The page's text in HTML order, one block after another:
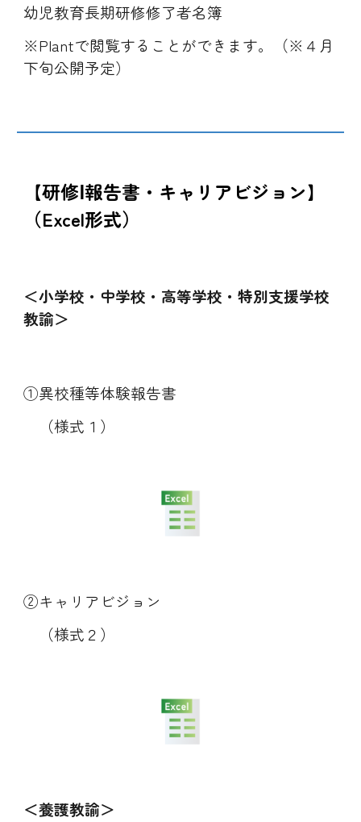
幼児教育長期研修修了者名簿
※Plantで閲覧することができます。（※４月
下旬公開予定）
【研修Ⅰ報告書・キャリアビジョン】
（Excel形式）
＜小学校・中学校・高等学校・特別支援学校
教諭＞
①異校種等体験報告書
（様式１）
②キャリアビジョン
（様式２）
＜養護教諭＞